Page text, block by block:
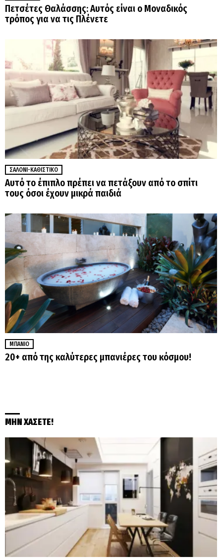
Πετσέτες Θαλάσσης: Αυτός είναι ο Μοναδικός
τρόπος για να τις Πλένετε
ΣΑΛΌΝΙ-ΚΑΘΙΣΤΙΚΌ
Αυτό το έπιπλο πρέπει να πετάξουν από το σπίτι
τους όσοι έχουν μικρά παιδιά
ΜΠΆΝΙΟ
20+ από της καλύτερες μπανιέρες του κόσμου!
ΜΗΝ ΧΑΣΕΤΕ!